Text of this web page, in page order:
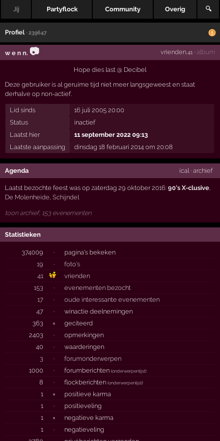
Jij Partyflock Community Overig 🔍
Profiel · 239647
w e n n. 📷 vrienden,41· album
Hope dies last @ Decibel
Deze gebruiker is al geruime tijd niet meer langsgeweest en staat
derhalve op non-actief.
Lid sinds
16 juli 2005 20:00
Status
inactief
Laatst hier
11 september 2022 09:13
Laatste aanpassing
dinsdag 18 februari 2014 om 20:08
Agenda ical· archief
Laatst bezochte feest was op zaterdag 29 oktober 2016:90's X-clusive
De Molenheide ,Schijndel
toon archief, 153 evenementen
Statistieken
374009 ·
pagina's bekeken
19
·
foto's
41
vrienden
153
·
evenementen bezocht
17
·
oude interessante evenementen
47
·
winactie deelnemingen
363
×
geciteerd
2403
·
opmerkingen
40
·
waarderingen
3
·
forumonderwerpen
1000
· forumberichten(onderwerpenlijst)
8 · flockberichten(onderwerpenlijst)
1 ×
positieve karma
1
·
positieveling
1
×
negatieve karma
1
·
negatieveling